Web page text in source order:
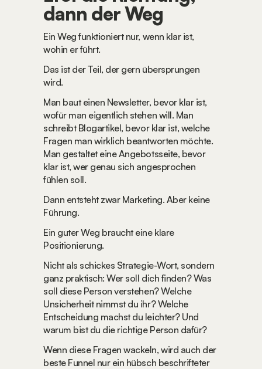
dann der Weg
Ein Weg funktioniert nur, wenn klar ist,
wohin er führt.
Das ist der Teil, der gern übersprungen
wird.
Man baut einen Newsletter, bevor klar ist,
wofür man eigentlich stehen will. Man
schreibt Blogartikel, bevor klar ist, welche
Fragen man wirklich beantworten möchte.
Man gestaltet eine Angebotsseite, bevor
klar ist, wer genau sich angesprochen
fühlen soll.
Dann entsteht zwar Marketing. Aber keine
Führung.
Ein guter Weg braucht eine klare
Positionierung.
Nicht als schickes Strategie-Wort, sondern
ganz praktisch: Wer soll dich finden? Was
soll diese Person verstehen? Welche
Unsicherheit nimmst du ihr? Welche
Entscheidung machst du leichter? Und
warum bist du die richtige Person dafür?
Wenn diese Fragen wackeln, wird auch der
beste Funnel nur ein hübsch beschrifteter